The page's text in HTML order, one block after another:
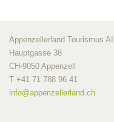
Appenzellerland Tourismus AI
Hauptgasse 38
CH-9050 Appenzell
T +41 71 788 96 41
info@appenzellerland.ch